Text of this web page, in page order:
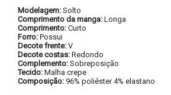
Modelagem: Solto
Comprimento da manga: Longa
Comprimento: Curto
Forro: Possui
Decote frente: V
Decote costas: Redondo
Complemento: Sobreposição
Tecido: Malha crepe
Composição: 96% poliéster 4% elastano